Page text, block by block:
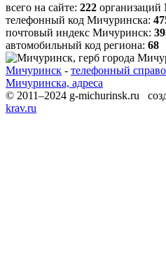
всего на сайте: 222
телефонный код Мичуринска:
почтовый индекс Мичуринск:
автомобильный код региона: 68
Мичуринск - телефонный
Мичуринска, адреса
© 2011–2024 g-michurinsk.ru
krav.ru